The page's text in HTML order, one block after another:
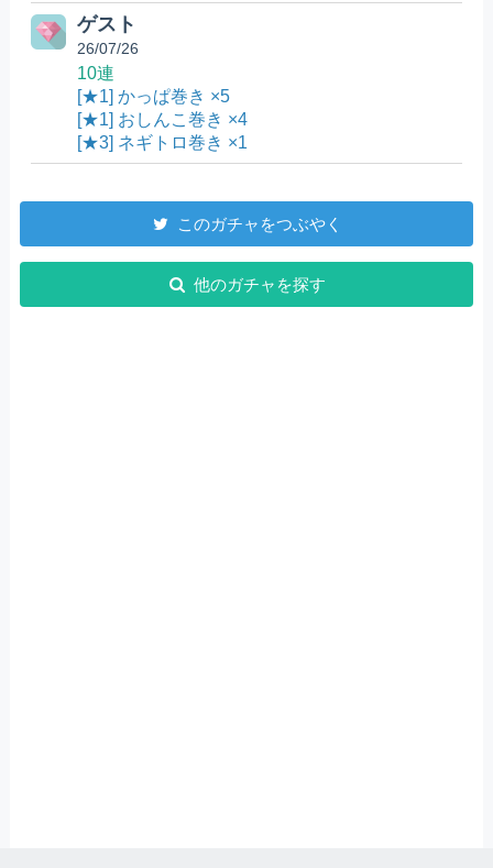
ゲスト
26/07/26
10連
[★1] かっぱ巻き ×5
[★1] おしんこ巻き ×4
[★3] ネギトロ巻き ×1
このガチャをつぶやく
他のガチャを探す